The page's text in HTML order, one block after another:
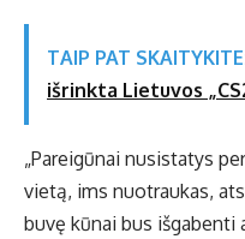
TAIP PAT
išrinkta Lietuvos
„Pareigūnai nusistatys
vietą, ims nuotraukas,
buvę kūnai bus išgabenti